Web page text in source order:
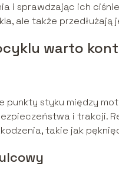
i sprawdzając ich
ale także
warto
punkty styku między
i trakcji.
takie jak